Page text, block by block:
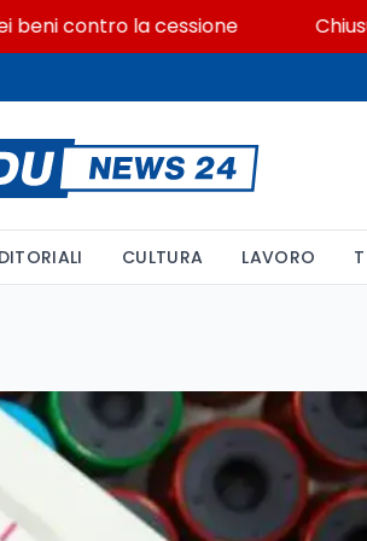
la cessione Chiusura
CULTURA LAVORO